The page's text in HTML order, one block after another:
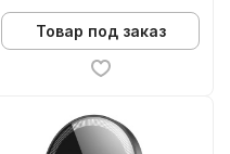
Товар под заказ